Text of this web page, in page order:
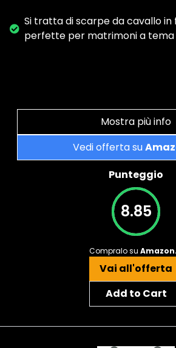
Si tratta di scarpe da cavallo in
perfette per matrimoni a tema
Mostra più info
Vedi offerta su
Punteggio
8.85
Compralo su
Vai all'offerta
Add to Cart